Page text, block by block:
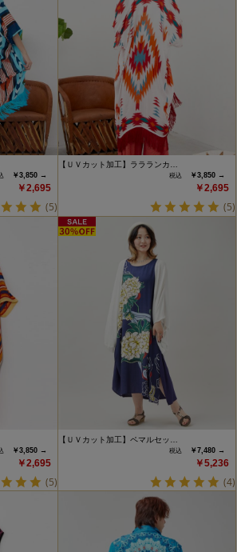
￥3,850 →
￥2,695
(5)
【ＵＶカット加工】ララランカ…
￥3,850 →
￥2,695
(5)
￥3,850 →
￥2,695
(5)
【ＵＶカット加工】ペマルセッ…
￥7,480 →
￥5,236
(4)